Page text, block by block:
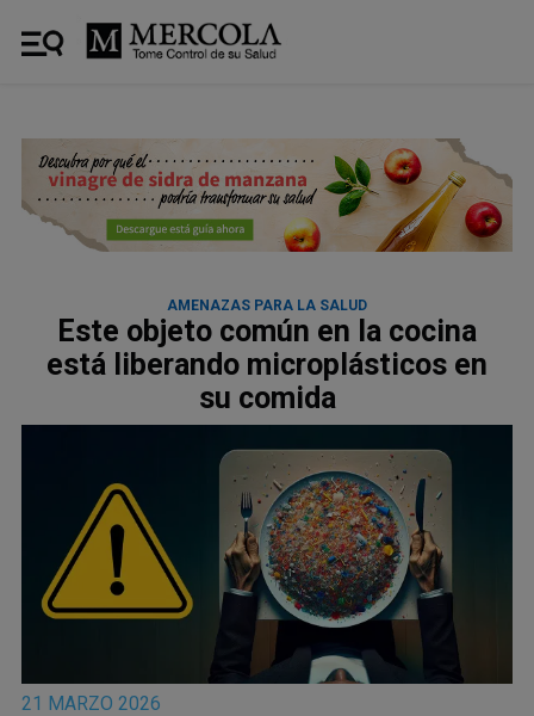
AMENAZAS PARA LA SALUD
Este objeto común en la cocina
está liberando microplásticos en
su comida
21 MARZO 2026